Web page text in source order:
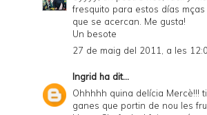
fresquito para estos días mças
que se acercan. Me gusta!
Un besote
27 de maig del 2011, a les
Ingrid ha dit...
Ohhhhh quina delícia Mercè!!!
ganes que portin de nou les